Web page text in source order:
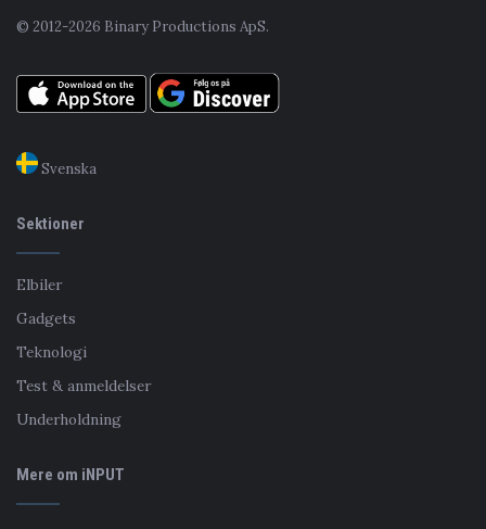
© 2012-2026 Binary Productions ApS.
Svenska
Sektioner
Elbiler
Gadgets
Teknologi
Test & anmeldelser
Underholdning
Mere om iNPUT